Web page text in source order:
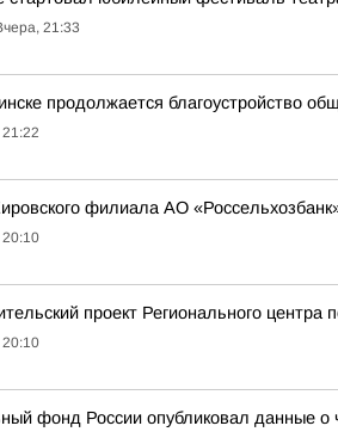
21:33
продолжается благоустройство
филиала АО
20:10
проект Регионального
20:10
фонд России опубликовал данные о